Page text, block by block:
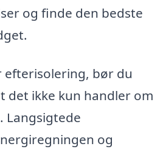
og finde den bedste
efterisolering, bør du
det ikke kun handler om
Langsigtede
og